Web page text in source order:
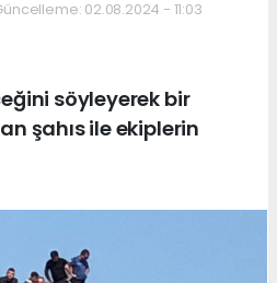
02.08.2024 - 11:03
söyleyerek bir
şahıs ile ekiplerin